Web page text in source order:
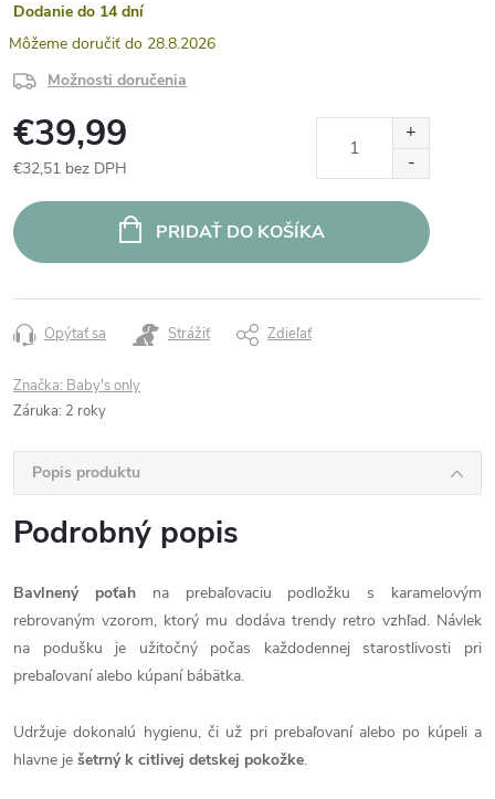
Dodanie do 14 dní
28.8.2026
Možnosti doručenia
€39,99
€32,51 bez DPH
cena:
PRIDAŤ DO KOŠÍKA
Opýtať sa Strážiť Zdieľať
Značka: Baby's only
Záruka: 2 roky
Popis produktu
Podrobný popis
Bavlnený poťahna prebaľovaciu podložku s karamelovým
rebrovaným vzorom, ktorý mu dodáva trendy retro vzhľad. Návlek
na podušku je užitočný počas každodennej starostlivosti pri
prebaľovaní alebo kúpaní bábätka.
Udržuje dokonalú hygienu, či už pri prebaľovaní alebo po kúpeli a
hlavne je šetrný k citlivej detskej pokožke.